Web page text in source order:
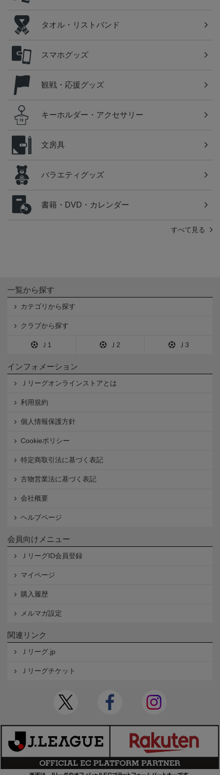
タオル・リストバンド
スマホグッズ
観戦・応援グッズ
キーホルダー・アクセサリー
文房具
バラエティグッズ
書籍・DVD・カレンダー
すべて見る
一覧から探す
カテゴリから探す
クラブから探す
Ｊ1 Ｊ2 Ｊ3
インフォメーション
Ｊリーグオンラインストアとは
利用規約
個人情報保護方針
Cookieポリシー
特定商取引法に基づく表記
古物営業法に基づく表記
会社概要
ヘルプページ
会員向けメニュー
ＪリーグID会員登録
マイページ
購入履歴
メルマガ設定
関連リンク
Ｊリーグ.jp
Ｊリーグチケット